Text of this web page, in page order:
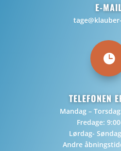
E-

TELEFONEN
Mandag –
Fredage:
Lørdag-
Andre